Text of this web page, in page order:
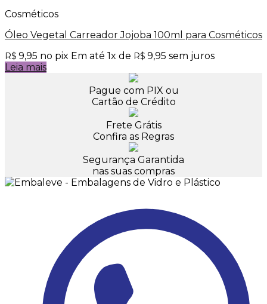
Cosméticos
Óleo Vegetal Carreador Jojoba 100ml para Cosméticos
R$ 9,95 no pix Em até 1x de R$ 9,95 sem juros
Leia mais
Pague com PIX ou
Cartão de Crédito
Frete Grátis
Confira as Regras
Segurança Garantida
nas suas compras